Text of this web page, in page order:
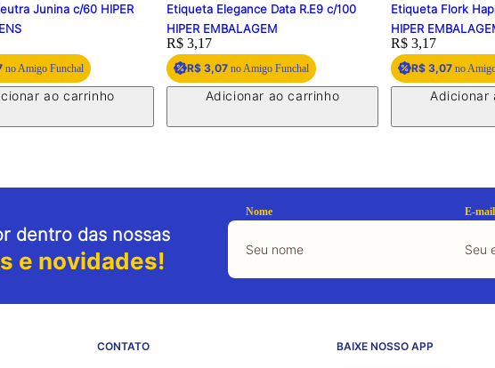
Junina c/60 HIPER
no Amigo Funchal
ao carrinho
Etiqueta Elegance Data R.E9 c/100
HIPER EMBALAGEM
Price:
R$ 3,17
R$ 3,07no Amigo Funchal
Adicionar ao carrinho
Etiqueta Flork
HIPER
Price:
R$ 3,17
R$ 3,07 no
Adicionar
dentro das nossas
e novidades!
Nome E-mail
CONTATO BAIXE NOSSO APP